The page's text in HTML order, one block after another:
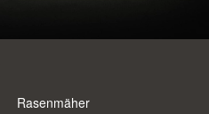
Rasenmäher